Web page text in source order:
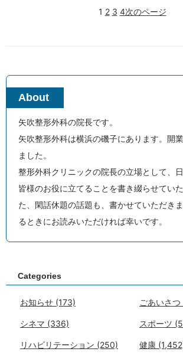
1 2 3 4次のページ
About
矢吹整形外科の院長です。
矢吹整形外科は横浜の磯子にあります。開
ました。
整形外科クリニックの院長の立場として、日
皆様のお役に立てることを書き綴らせてい
た、閑話休題の話題も、書かせていただき
るときにお読みいただければ幸いです。
Categories
お知らせ (173) ごあいさつ
シネマ (336) スポーツ
リハビリテーション (250) 健康